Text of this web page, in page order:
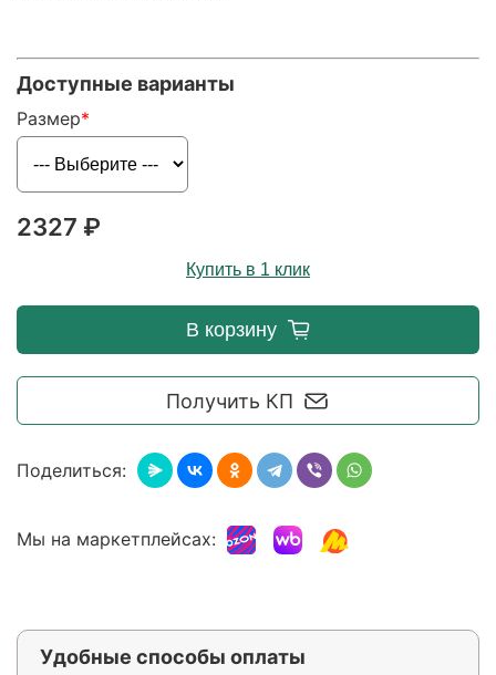
Доступные варианты
Размер
2327 ₽
Купить в 1 клик
Получить КП
В корзину
Поделиться:
Мы на маркетплейсах:
Удобные способы оплаты